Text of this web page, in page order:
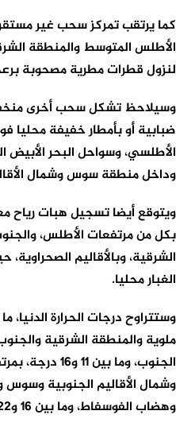
كما يرتقب تمركز سحب غير
الأطلس المتوسط والمنطقة
لنزول قطرات مطرية مصحوبة
وسيلاحظ تشكل سحب أخرى
ضبابية أو بأمطار خفيفة
الأطلسي، وسواحل البحر
وداخل منطقة سوس وشمال
ويتوقع أيضا تسجيل هبات رياح
بكل من مرتفعات الأطلس،
الشرقية، وبالأقاليم
الغبار محليا.
ملوية والمنطقة الشرقية
الجنوب، وما بين
وشمال الأقاليم الجنوبية وسوس
وهضاب الفوسفاط، وما بين 16 و22 درجة، في باقي الأرجاء.